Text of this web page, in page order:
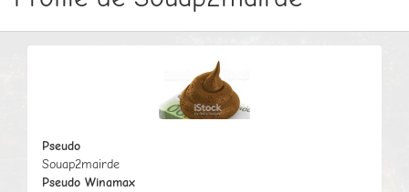
Pseudo
Souap2mairde
Pseudo Winamax